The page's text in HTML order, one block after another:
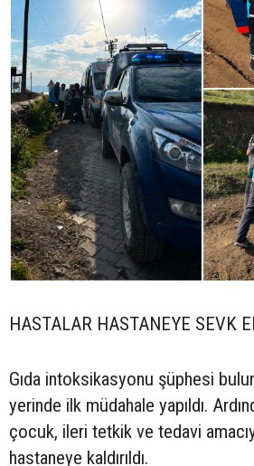
HASTALAR HASTANEYE SEVK
Gıda intoksikasyonu şüphesi
yerinde ilk müdahale yapıldı.
çocuk, ileri tetkik ve tedavi
hastaneye kaldırıldı.